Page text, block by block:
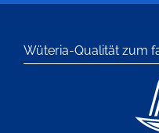
Wüteria-Qualität zum